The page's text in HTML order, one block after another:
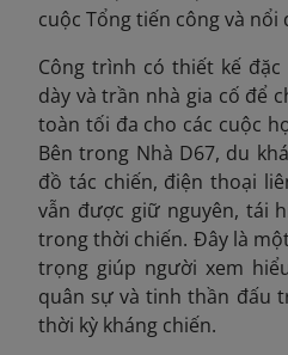
cuộc Tổng tiến công và nổi
Công trình có thiết kế
dày và trần nhà gia cố để
toàn tối đa cho các cuộc
Bên trong Nhà D67, du
đồ tác chiến, điện thoại
vẫn được giữ nguyên, tái
trong thời chiến. Đây là
trọng giúp người xem
quân sự và tinh thần đấu
thời kỳ kháng chiến.